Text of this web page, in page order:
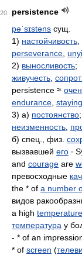
20
persistence
pəˈsɪstəns сущ.
1) настойчивость
perseverance
2) выносливость;
живучесть
persistence ≈
endurance
3) а) постоянство;
неизменность
б) спец., физ.
вызвавшей его ∙
and courage are
превосходные
the * of a number
видов
a high temperature
температура у
- * of an
* of screen (